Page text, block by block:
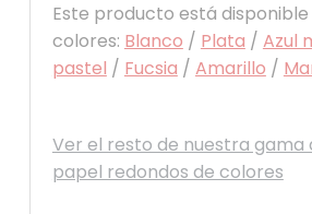
Este producto está
colores: Blanco / Plata / Azul
pastel / Fucsia / Amarillo /
Ver el resto de nuestra gama
papel redondos de colores